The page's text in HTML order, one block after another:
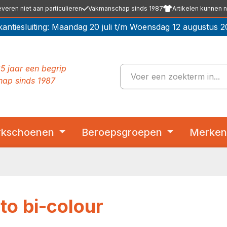
niet aan particulieren Vakmanschap sinds 1987 Artikelen kunnen
Maandag 20 juli t/m Woensdag 12 augustus
jaar een begrip
sinds 1987
Beroepsgroepen Merken
bi-colour